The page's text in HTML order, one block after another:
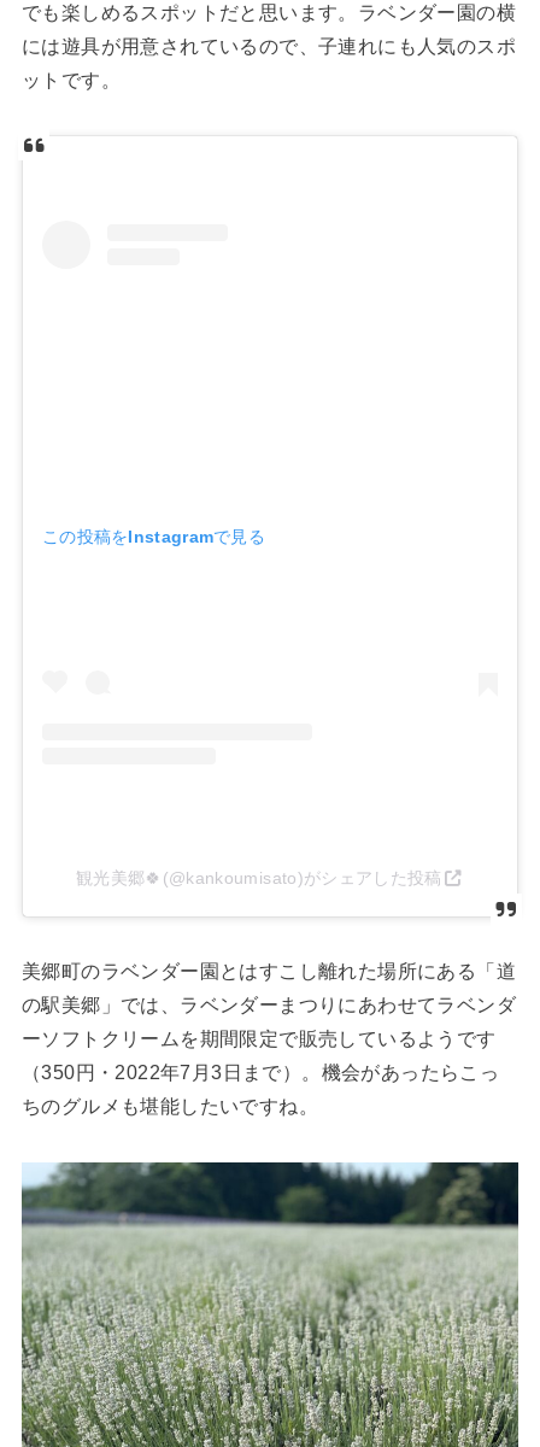
でも楽しめるスポットだと思います。ラベンダー園の横
には遊具が用意されているので、子連れにも人気のスポ
ットです。
この投稿をInstagramで見る
観光美郷🍀(@kankoumisato)がシェアした投稿
美郷町のラベンダー園とはすこし離れた場所にある「道
の駅美郷」では、ラベンダーまつりにあわせてラベンダ
ーソフトクリームを期間限定で販売しているようです
（350円・2022年7月3日まで）。機会があったらこっ
ちのグルメも堪能したいですね。